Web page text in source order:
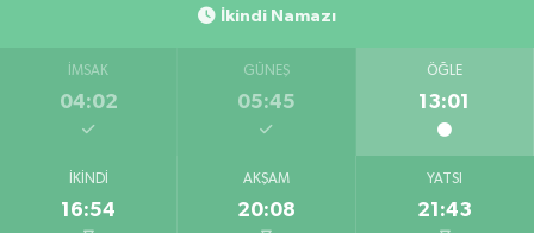
İkindi Namazı
İMSAK
04:02
GÜNEŞ
05:45
ÖĞLE
13:01
İKINDI
16:54
AKŞAM
20:08
YATSI
21:43